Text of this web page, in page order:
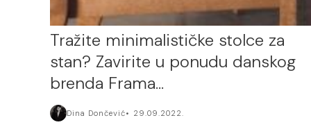
Tražite minimalističke stolce za
stan? Zavirite u ponudu danskog
brenda Frama…
Dina Dončević 29.09.2022.